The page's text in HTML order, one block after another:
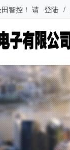
智控 ！ 请 登陆 /